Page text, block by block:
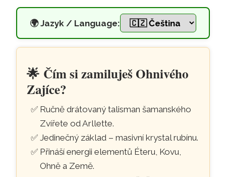
🌍Jazyk / Language:
Přeskočit na hlavní obsah
Drátovaný talisman na
🌟 Čím si zamiluješ Ohnivého
Zajíce?
Ručně drátovaný talisman šamanského
Zvířete od Arllette.
Jedinečný základ – masivní krystal rubínu.
Přináší energii elementů Éteru, Kovu,
Ohně a Země.